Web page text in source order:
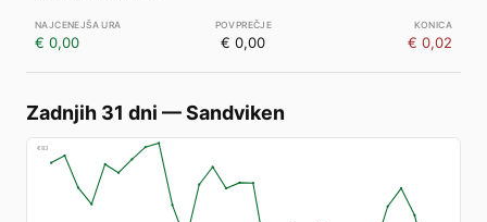
€ 0,00 € 0,00 € 0,02
Zadnjih 31 dni —Sandviken
€83